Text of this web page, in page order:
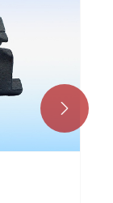
